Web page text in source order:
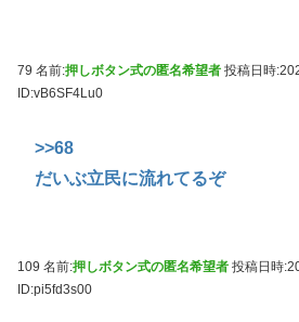
79 名前:押しボタン式の匿名希望者 投稿日時
ID:vB6SF4Lu0
>>68
だいぶ立民に流れてるぞ
109 名前:押しボタン式の匿名希望者 投稿日時
ID:pi5fd3s00